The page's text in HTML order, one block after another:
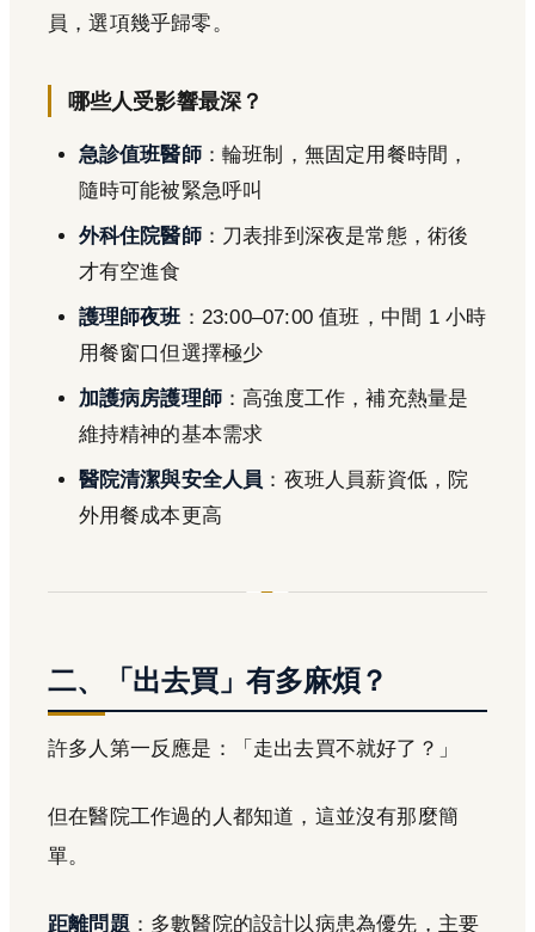
員，選項幾乎歸零。
哪些人受影響最深？
急診值班醫師：輪班制，無固定用餐時間，
隨時可能被緊急呼叫
外科住院醫師：刀表排到深夜是常態，術後
才有空進食
護理師夜班 ：23:00–07:00 值班，中間 1 小時
用餐窗口但選擇極少
加護病房護理師 ：高強度工作，補充熱量是
維持精神的基本需求
醫院清潔與安全人員 ：夜班人員薪資低，院
外用餐成本更高
二、「出去買」有多麻煩？
許多人第一反應是：「走出去買不就好了？」
但在醫院工作過的人都知道，這並沒有那麼簡
單。
距離問題 ：多數醫院的設計以病患為優先，主要